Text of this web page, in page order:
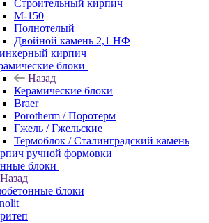
Строительный кирпич
М-150
Полнотелый
Двойной камень 2,1 НФ
кирпич
блоки
Назад
Керамические блоки
Braer
Porotherm / Поротерм
Гжель / Гжельские
Термоблок / Сталинградский камень
ручной формовки
блоки
Назад
блоки